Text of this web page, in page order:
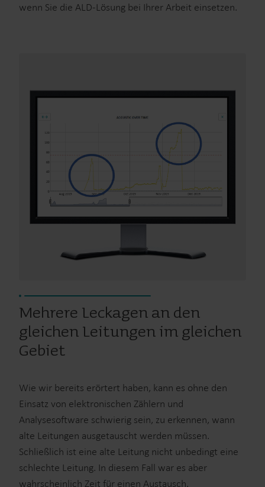
wenn Sie die ALD-Lösung bei Ihrer Arbeit einsetzen.
Mehrere Leckagen an den
gleichen Leitungen im gleichen
Gebiet
Wie wir bereits erörtert haben, kann es ohne den
Einsatz von elektronischen Zählern und
Analysesoftware schwierig sein, zu erkennen, wann
alte Leitungen ausgetauscht werden müssen.
Schließlich ist eine alte Leitung nicht unbedingt eine
schlechte Leitung. In diesem Fall war es aber
wahrscheinlich Zeit für einen Austausch.